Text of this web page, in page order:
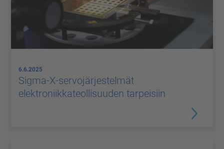
6.6.2025
Sigma-X-servojärjestelmät
elektroniikkateollisuuden tarpeisiin